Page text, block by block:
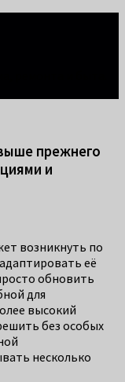
прежнего
и
возникнуть по
её
обновить
для
высокий
без особых
несколько